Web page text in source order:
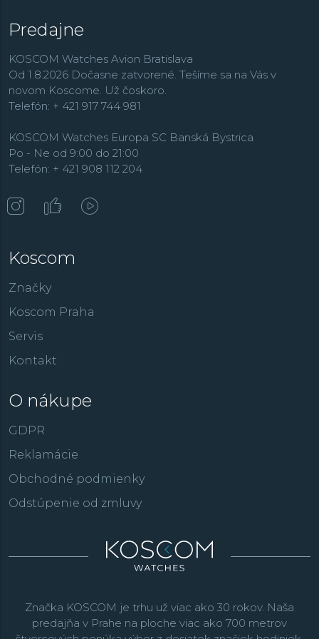
Predajne
KOSCOM Watches Avion Bratislava
Od 1.8.2026 Dočasne zatvorené. Tešíme sa na Vás v
novom Koscome. Už čoskoro.
Telefón: + 421 917 744 981
KOSCOM Watches Europa SC Banská Bystrica
Po - Ne od 9:00 do 21:00
Telefón: + 421 908 112 204
Koscom
Značky
Koscom Praha
Servis
Kontakt
O nákupe
GDPR
Reklamácie
Obchodné podmienky
Odstúpenie od zmluvy
Značka KOSCOM je trhu už viac ako 30 rokov. Naša
predajňa v Prahe na ploche viac ako 700 metrov